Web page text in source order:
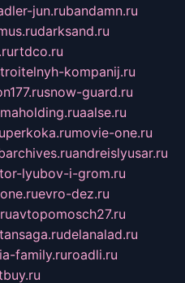
jun.rubandamn.ru
darksand.ru
rtdco.ru
kompanij.ru
snow-guard.ru
aalse.ru
perkoka.rumovie-one.ru
andreislyusar.ru
tor-lyubov-i-grom.ru
evro-dez.ru
avtopomosch27.ru
delanalad.ru
family.ruroadli.ru